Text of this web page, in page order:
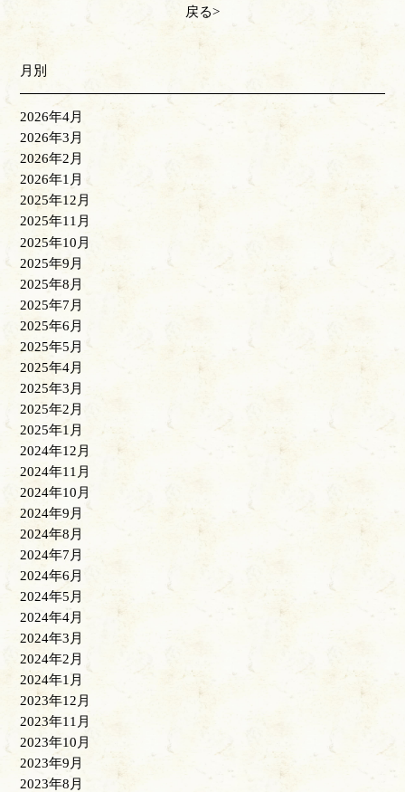
戻る
月別
2026年4月
2026年3月
2026年2月
2026年1月
2025年12月
2025年11月
2025年10月
2025年9月
2025年8月
2025年7月
2025年6月
2025年5月
2025年4月
2025年3月
2025年2月
2025年1月
2024年12月
2024年11月
2024年10月
2024年9月
2024年8月
2024年7月
2024年6月
2024年5月
2024年4月
2024年3月
2024年2月
2024年1月
2023年12月
2023年11月
2023年10月
2023年9月
2023年8月